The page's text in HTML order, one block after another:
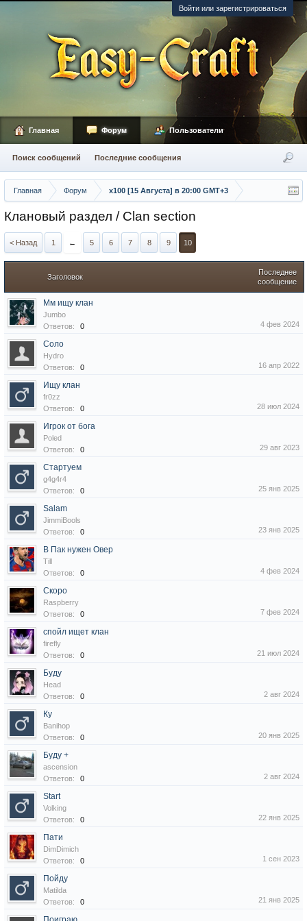
Войти или зарегистрироваться
Главная Форум х100 [15 Августа] в 20:00 GMT+3
Клановый раздел / Сlan section
< Назад 1 ← 5 6 7 8 9 10
Заголовок
Последнее
сообщение
Мм ищу клан
Jumbo
Ответов:
0 4 фев 2024
Соло
Hydro
Ответов:
0 16 апр 2022
Ищу клан
fr0zz
Ответов:
0 28 июл 2024
Игрок от бога
Poled
Ответов:
0 29 авг 2023
Стартуем
g4g4r4
Ответов:
0 25 янв 2025
Salam
JimmiBools
Ответов:
0 23 янв 2025
В Пак нужен Овер
Till
Ответов:
0 4 фев 2024
Скоро
Raspberry
Ответов:
0 7 фев 2024
спойл ищет клан
firefly
Ответов:
0 21 июл 2024
Буду
Head
Ответов:
0 2 авг 2024
Ку
Banihop
Ответов:
0 20 янв 2025
Буду +
ascension
Ответов:
0 2 авг 2024
Start
Volking
Ответов:
0 22 янв 2025
Пати
DimDimich
Ответов:
0 1 сен 2023
Пойду
Matilda
Ответов:
0 21 янв 2025
Главная Форум
Поиск сообщений Последние сообщения
Пользователи